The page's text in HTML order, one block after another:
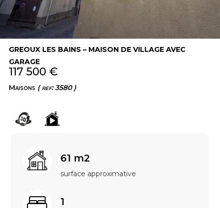
GREOUX LES BAINS – MAISON DE VILLAGE AVEC
GARAGE
117 500 €
Maisons ( ref: 3580 )
61 m2
surface approximative
1